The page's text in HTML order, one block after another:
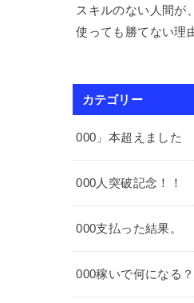
スキルのない人間が
使っても勝てない理
カテゴリー
000」本超えました
000人突破記念！！
000支払った結果。
000稼いで何になる？